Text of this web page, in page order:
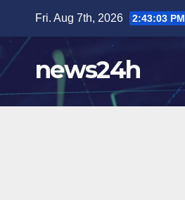
content
Fri. Aug 7th, 2026 2:43:05 PM
news24h